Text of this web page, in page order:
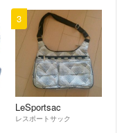
3
LeSportsac
レスポートサック